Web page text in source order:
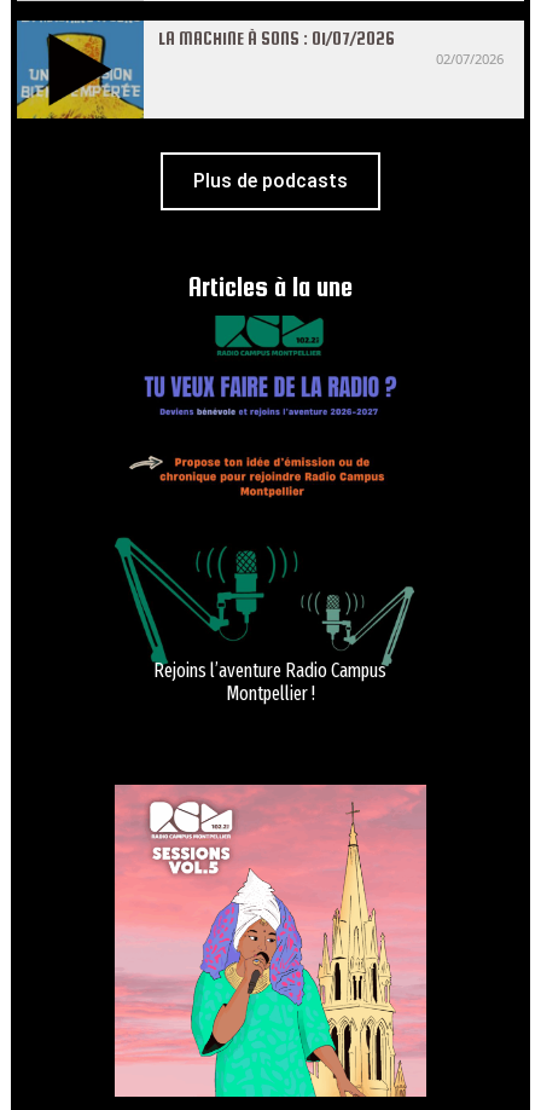
LA MACHINE À SONS : 01/07/2026
02/07/2026
Plus de podcasts
Articles à la une
Rejoins l’aventure Radio Campus
Montpellier !